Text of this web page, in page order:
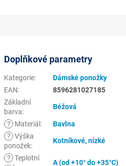
Doplňkové parametry
Kategorie:
Dámské ponožky
EAN:
8596281027185
Základní
barva:
Béžová
? Materiál :
Bavlna
? Výška
ponožek:
Kotníkové, nízké
? Teplotní
A (od +10° do +35°C)